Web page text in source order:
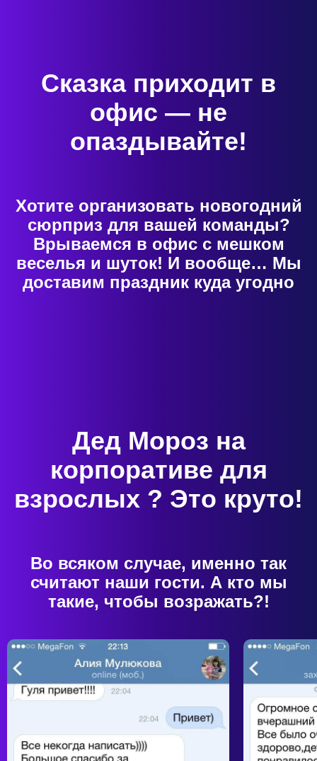
Сказка приходит в
офис — не
опаздывайте!
Хотите организовать новогодний
сюрприз для вашей команды?
Врываемся в офис с мешком
веселья и шуток! И вообще… Мы
доставим праздник куда угодно
Дед Мороз на
корпоративе для
взрослых ? Это круто!
Во всяком случае, именно так
считают наши гости. А кто мы
такие, чтобы возражать?!
Далее